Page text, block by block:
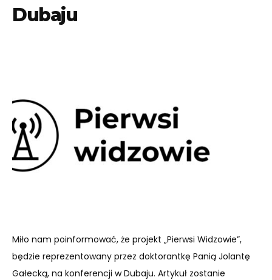
Dubaju
Miło nam poinformować, że projekt „Pierwsi Widzowie”,
będzie reprezentowany przez doktorantkę Panią Jolantę
Gałecką, na konferencji w Dubaju. Artykuł zostanie